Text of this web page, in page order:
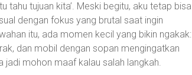
tahu tujuan kita’. Meski begitu, aku tetap bisa
dengan fokus yang brutal saat ingin
itu, ada momen kecil yang bikin ngakak:
dan mobil dengan sopan mengingatkan
mohon maaf kalau salah langkah.